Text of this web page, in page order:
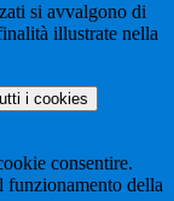
si avvalgono di
illustrate nella
i cookies
consentire.
funzionamento della